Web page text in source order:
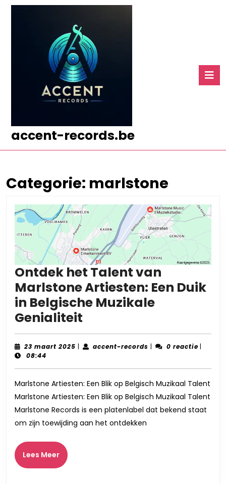
accent-records.be
Categorie: marlstone
Ontdek het Talent van
Marlstone Artiesten: Een Duik
in Belgische Muzikale
Genialiteit
het
Talent
Marlstone
Artiesten:
Een
Duik
23 maart 2025 23
| accent-records accent-
| 0 reactie |
08:44
Marlstone Artiesten: Een Blik op Belgisch Muzikaal Talent
Marlstone Artiesten: Een Blik op Belgisch Muzikaal Talent
Marlstone Records is een platenlabel dat bekend staat
om zijn toewijding aan het ontdekken
Lees MeerLees
Meer